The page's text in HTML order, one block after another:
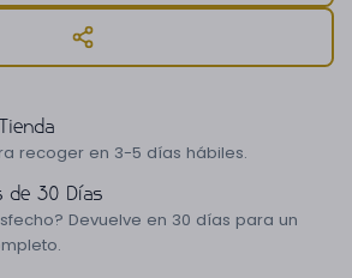
recoger en 3-5 días hábiles.
de 30 Días
Devuelve en 30 días para un